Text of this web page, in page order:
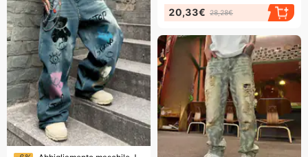
20,33€ 28,28€
Finendo presto!